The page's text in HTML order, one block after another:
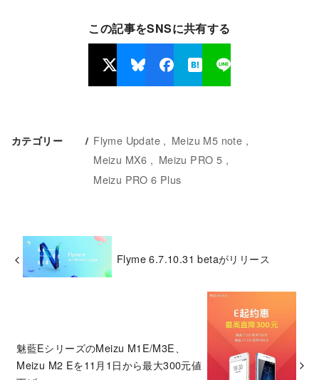
この記事をSNSに共有する
カテゴリー Flyme Update
Meizu M5 note
Meizu MX6
Meizu PRO 5
Meizu PRO 6 Plus
Flyme 6.7.10.31 betaがリリース
魅藍EシリーズのMeizu M1E/M3E、
Meizu M2 Eを11月1日から最大300元値